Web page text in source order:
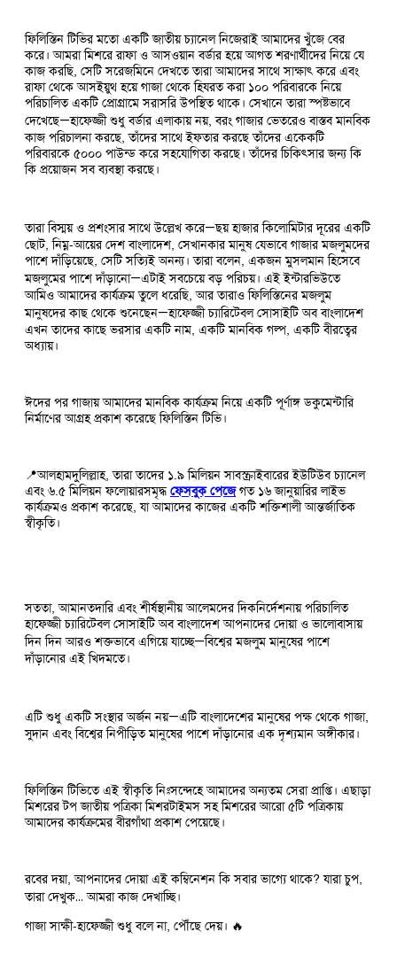
ফিলিস্তিন টিভির মতো একটি জাতীয় চ্যানেল নিজেরাই আমাদের খুঁজে বের
করে। আমরা মিশরে রাফা ও আসওয়ান বর্ডার হয়ে আগত শরণার্থীদের নিয়ে যে
কাজ করছি, সেটি সরেজমিনে দেখতে তারা আমাদের সাথে সাক্ষাৎ করে এবং
রাফা থেকে আসইয়ুথ হয়ে গাজা থেকে হিযরত করা ১০০ পরিবারকে নিয়ে
পরিচালিত একটি প্রোগ্রামে সরাসরি উপস্থিত থাকে। সেখানে তারা স্পষ্টভাবে
দেখেছে—হাফেজ্জী শুধু বর্ডার এলাকায় নয়, বরং গাজার ভেতরেও বাস্তব মানবিক
কাজ পরিচালনা করছে, তাঁদের সাথে ইফতার করছে তাঁদের একেকটি
পরিবারকে ৫০০০ পাউন্ড করে সহযোগিতা করছে। তাঁদের চিকিৎসার জন্য কি
কি প্রয়োজন সব ব্যবস্থা করছে।
তারা বিস্ময় ও প্রশংসার সাথে উল্লেখ করে—ছয় হাজার কিলোমিটার দূরের একটি
ছোট, নিম্ন-আয়ের দেশ বাংলাদেশ, সেখানকার মানুষ যেভাবে গাজার মজলুমদের
পাশে দাঁড়িয়েছে, সেটি সত্যিই অনন্য। তারা বলেন, একজন মুসলমান হিসেবে
মজলুমের পাশে দাঁড়ানো—এটাই সবচেয়ে বড় পরিচয়। এই ইন্টারভিউতে
আমিও আমাদের কার্যক্রম তুলে ধরেছি, আর তারাও ফিলিস্তিনের মজলুম
মানুষদের কাছ থেকে শুনেছেন—হাফেজ্জী চ্যারিটেবল সোসাইটি অব বাংলাদেশ
এখন তাদের কাছে ভরসার একটি নাম, একটি মানবিক গল্প, একটি বীরত্বের
অধ্যায়।
ঈদের পর গাজায় আমাদের মানবিক কার্যক্রম নিয়ে একটি পূর্ণাঙ্গ ডকুমেন্টারি
নির্মাণের আগ্রহ প্রকাশ করেছে ফিলিস্তিন টিভি।
📍আলহামদুলিল্লাহ, তারা তাদের ১.৯ মিলিয়ন সাবস্ক্রাইবারের ইউটিউব চ্যানেল
এবং ৬.৫ মিলিয়ন ফলোয়ারসমৃদ্ধফেসবুক পেজেগত ১৬ জানুয়ারির লাইভ
কার্যক্রমও প্রকাশ করেছে, যা আমাদের কাজের একটি শক্তিশালী আন্তর্জাতিক
স্বীকৃতি।
সততা, আমানতদারি এবং শীর্ষস্থানীয় আলেমদের দিকনির্দেশনায় পরিচালিত
হাফেজ্জী চ্যারিটেবল সোসাইটি অব বাংলাদেশ আপনাদের দোয়া ও ভালোবাসায়
দিন দিন আরও শক্তভাবে এগিয়ে যাচ্ছে—বিশ্বের মজলুম মানুষের পাশে
দাঁড়ানোর এই খিদমতে।
এটি শুধু একটি সংস্থার অর্জন নয়—এটি বাংলাদেশের মানুষের পক্ষ থেকে গাজা,
সুদান এবং বিশ্বের নিপীড়িত মানুষের পাশে দাঁড়ানোর এক দৃশ্যমান অঙ্গীকার।
ফিলিস্তিন টিভিতে এই স্বীকৃতি নিঃসন্দেহে আমাদের অন্যতম সেরা প্রাপ্তি। এছাড়া
মিশরের টপ জাতীয় পত্রিকা মিশরটাইমস সহ মিশরের আরো ৫টি পত্রিকায়
আমাদের কার্যক্রমের বীরগাঁথা প্রকাশ পেয়েছে।
রবের দয়া, আপনাদের দোয়া এই কম্বিনেশন কি সবার ভাগ্যে থাকে? যারা চুপ,
তারা দেখুক… আমরা কাজ দেখাচ্ছি।
গাজা সাক্ষী-হাফেজ্জী শুধু বলে না, পৌঁছে দেয়। 🔥